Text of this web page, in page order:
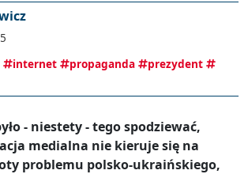
internet propaganda
prezydent
- niestety - tego spodziewać,
medialna nie kieruje się na
problemu polsko-ukraińskiego,